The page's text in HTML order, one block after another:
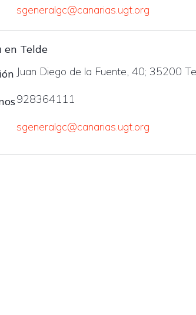
sgeneralgc@canarias.ugt.org
en Telde
Juan Diego de la Fuente, 40; 35200
928364111
sgeneralgc@canarias.ugt.org